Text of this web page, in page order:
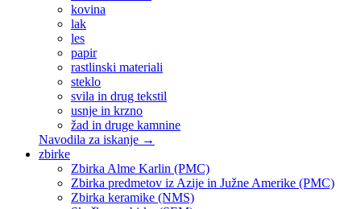
kovina
lak
les
papir
rastlinski materiali
steklo
svila in drug tekstil
usnje in krzno
žad in druge kamnine
Navodila za iskanje →
zbirke
Zbirka Alme Karlin (PMC)
Zbirka predmetov iz Azije in Južne Amerike (PMC)
Zbirka keramike (NMS)